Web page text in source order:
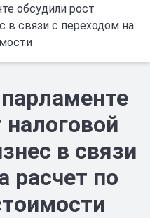
обсудили рост
в связи с переходом на
в связи
расчет по